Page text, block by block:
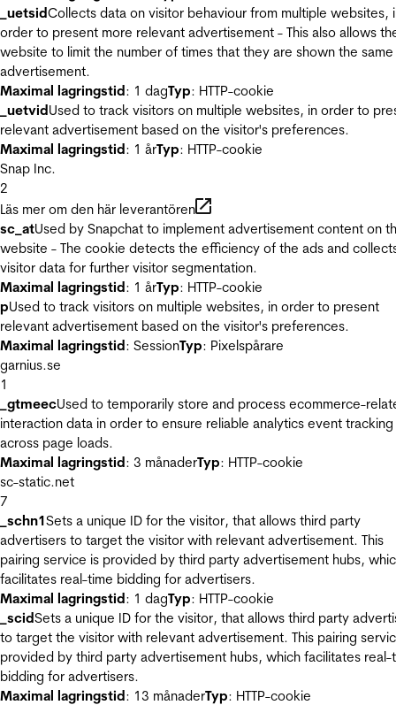
_uetsidCollects data on visitor behaviour from multiple websites,
order to present more relevant advertisement - This also allows
website to limit the number of times that they are shown the same
advertisement.
Maximal lagringstid: 1 dagTyp: HTTP-cookie
_uetvidUsed to track visitors on multiple websites, in order to
relevant advertisement based on the visitor's preferences.
Maximal lagringstid: 1 årTyp: HTTP-cookie
Snap Inc.
2
Läs mer om den här leverantören
sc_atUsed by Snapchat to implement advertisement content on
website - The cookie detects the efficiency of the ads and
visitor data for further visitor segmentation.
Maximal lagringstid: 1 årTyp: HTTP-cookie
pUsed to track visitors on multiple websites, in order to present
relevant advertisement based on the visitor's preferences.
Maximal lagringstid: SessionTyp: Pixelspårare
garnius.se
1
_gtmeecUsed to temporarily store and process ecommerce-
interaction data in order to ensure reliable analytics event tracking
across page loads.
Maximal lagringstid: 3 månaderTyp: HTTP-cookie
sc-static.net
7
_schn1Sets a unique ID for the visitor, that allows third party
advertisers to target the visitor with relevant advertisement. This
pairing service is provided by third party advertisement hubs,
facilitates real-time bidding for advertisers.
Maximal lagringstid: 1 dagTyp: HTTP-cookie
_scidSets a unique ID for the visitor, that allows third party
to target the visitor with relevant advertisement. This pairing
provided by third party advertisement hubs, which facilitates real-
bidding for advertisers.
Maximal lagringstid: 13 månaderTyp: HTTP-cookie